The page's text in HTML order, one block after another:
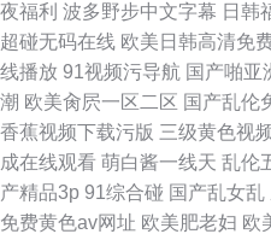
夜福利 波多野步中文字幕 日韩
超碰无码在线 欧美日韩高清免
线播放 91视频污导航 国产啪亚
潮 欧美肏屄一区二区 国产乱伦
香蕉视频下载污版 三级黄色视
成在线观看 萌白酱一线天 乱伦
产精品3p 91综合碰 国产乱女乱
免费黄色av网址 欧美肥老妇 欧